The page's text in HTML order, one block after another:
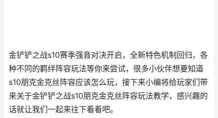
金铲铲之战s10赛季强音对决开启，全新特色机制回归，各
种不同的羁绊阵容玩法等你来尝试，很多小伙伴想要知道
s10朋克金克丝阵容应该怎么玩，接下来小编将给玩家们带
来关于金铲铲之战s10朋克金克丝阵容玩法教学，感兴趣的
话就让我们一起来往下看看吧。